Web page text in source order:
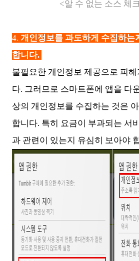
<알 수 없는 소스 체
4. 개인정보를 과도하게 수집하는
합니다.
불필요한 개인정보 제공으로 피해
다. 그러므로 스마트폰에 앱을 다
상의 개인정보를 수집하는 것은
합니다. 특히 요금이 부과되는 서
과 관련이 있는지 유심히 보아야